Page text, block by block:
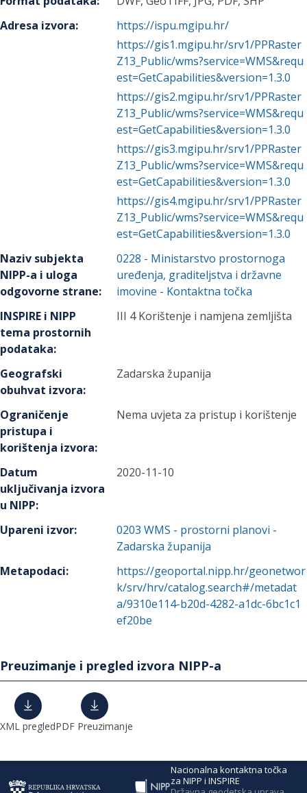
Adresa izvora:
https://ispu.mgipu.hr/
https://gis1.mgipu.hr/srv1/PPRaster
Z13_Public/wms?service=WMS&requ
est=GetCapabilities&version=1.3.0
https://gis2.mgipu.hr/srv1/PPRaster
Z13_Public/wms?service=WMS&requ
est=GetCapabilities&version=1.3.0
https://gis3.mgipu.hr/srv1/PPRaster
Z13_Public/wms?service=WMS&requ
est=GetCapabilities&version=1.3.0
https://gis4.mgipu.hr/srv1/PPRaster
Z13_Public/wms?service=WMS&requ
est=GetCapabilities&version=1.3.0
Naziv subjekta
NIPP-a i uloga
odgovorne strane:
0228 - Ministarstvo prostornoga
uređenja, graditeljstva i državne
imovine - Kontaktna točka
INSPIRE i NIPP
tema prostornih
podataka:
III 4 Korištenje i namjena zemljišta
Geografski
obuhvat izvora:
Zadarska županija
Ograničenje
pristupa i
korištenja izvora:
Nema uvjeta za pristup i korištenje
Datum
uključivanja izvora
u NIPP:
2020-11-10
Upareni izvor: 0203 WMS - prostorni planovi -
Zadarska županija
Metapodaci:
https://geoportal.nipp.hr/geonetwor
k/srv/hrv/catalog.search#/metadat
a/9310e114-b20d-4282-a1dc-6bc1c1
ef20be
Preuzimanje i pregled izvora NIPP-a
XML pregledPDF Preuzimanje
Nacionalna kontaktna točka
za NIPP i INSPIRE